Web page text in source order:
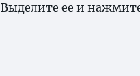
Выделите ее и